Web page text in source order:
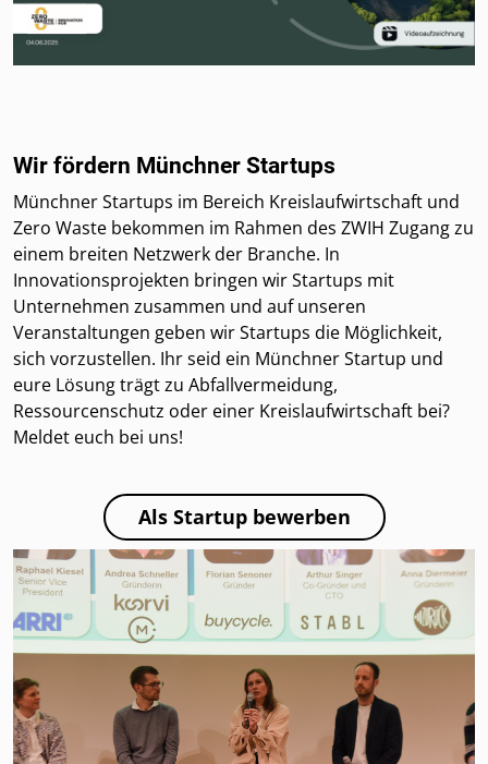
Wir fördern Münchner Startups
Münchner Startups im Bereich Kreislaufwirtschaft und
Zero Waste bekommen im Rahmen des ZWIH Zugang zu
einem breiten Netzwerk der Branche. In
Innovationsprojekten bringen wir Startups mit
Unternehmen zusammen und auf unseren
Veranstaltungen geben wir Startups die Möglichkeit,
sich vorzustellen. Ihr seid ein Münchner Startup und
eure Lösung trägt zu Abfallvermeidung,
Ressourcenschutz oder einer Kreislaufwirtschaft bei?
Meldet euch bei uns!
Als Startup bewerben